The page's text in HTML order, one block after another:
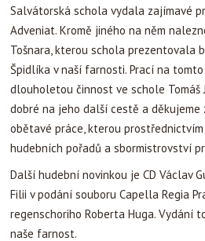
Salvátorská schola vydala zajímavé
Adveniat. Kromě jiného na něm
Tošnara, kterou schola prezentovala
Špidlíka v naší farnosti. Prací na
dlouholetou činnost ve schole Tomáš
dobré na jeho další cestě a
obětavé práce, kterou
hudebních pořadů a sbormistrovství
Další hudební novinkou je CD Václav
Filii v podání souboru Capella Regia
regenschoriho Roberta Huga. Vydání
naše farnost.